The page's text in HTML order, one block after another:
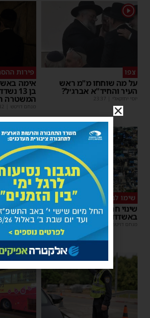
1
צפו
על מה שוחחו מ"מ ראש
העיר והחיד"א אברג׳ל?
יוסי יחזקאלי 23:37
פירות
אימה
בן 13
המשטרה
מנחם דויטש
שימו לב
שינוי חריג במועד השוק
באשדוד – זה התאריך החדש
מנחם דויטש |
רשות
פינה
בבית
משה קאהן |